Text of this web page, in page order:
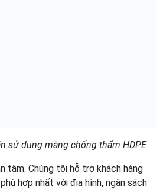
sử dụng màng chống thấm HDPE
tâm. Chúng tôi hỗ trợ khách hàng
hợp nhất với địa hình, ngân sách